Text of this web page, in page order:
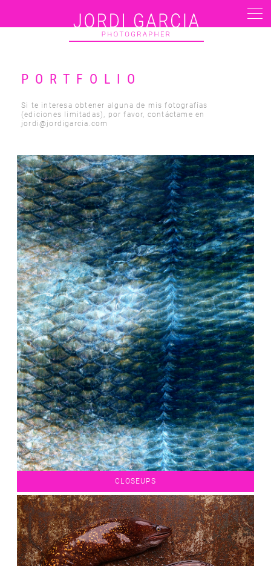
PORTFOLIO
Si te interesa obtener alguna de mis fotografías
(ediciones limitadas), por favor, contáctame en
jordi@jordigarcia.com
CLOSEUPS